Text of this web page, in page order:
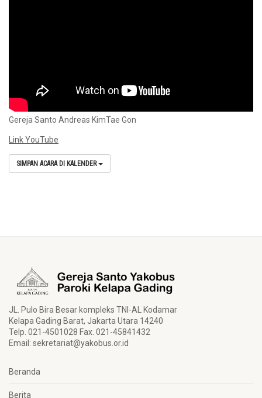
Gereja Santo Andreas KimTae Gon
Link YouTube
SIMPAN ACARA DI KALENDER
JL. Pulo Bira Besar kompleks TNI-AL Kodamar
Kelapa Gading Barat, Jakarta Utara 14240
Telp. 021-4501028 Fax. 021-45841432
Email: sekretariat@yakobus.or.id
Beranda
Berita